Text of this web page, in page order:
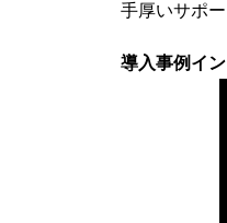
手厚いサポ
導入事例イ